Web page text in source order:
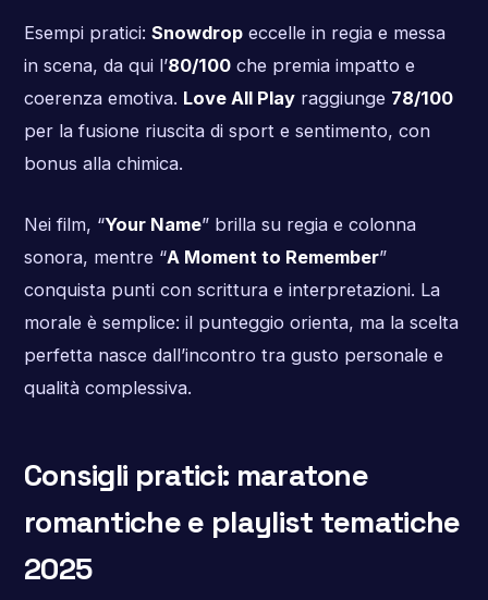
Esempi pratici: Snowdropeccelle in regia e messa
in scena, da qui l’80/100che premia impatto e
coerenza emotiva. Love All Playraggiunge 78/100
per la fusione riuscita di sport e sentimento, con
bonus alla chimica.
Nei film, “Your Name” brilla su regia e colonna
sonora, mentre “A Moment to Remember”
conquista punti con scrittura e interpretazioni. La
morale è semplice: il punteggio orienta, ma la scelta
perfetta nasce dall’incontro tra gusto personale e
qualità complessiva.
Consigli pratici: maratone
romantiche e playlist tematiche
2025